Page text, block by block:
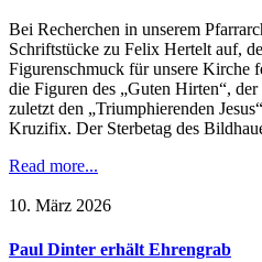
Bei Recherchen in unserem
Schriftstücke zu Felix Hertelt auf,
Figurenschmuck für unsere Kirche
die Figuren des „Guten Hirten“,
zuletzt den „Triumphierenden
Kruzifix. Der Sterbetag des
Read more...
10. März 2026
Paul Dinter erhält Ehrengrab